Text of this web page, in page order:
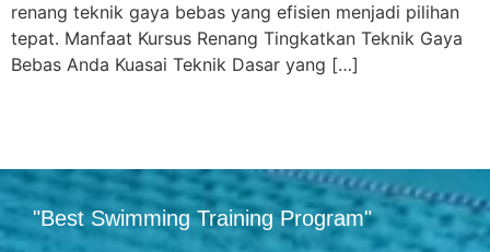
renang teknik gaya bebas yang efisien menjadi pilihan
tepat. Manfaat Kursus Renang Tingkatkan Teknik Gaya
Bebas Anda Kuasai Teknik Dasar yang […]
"Best Swimming Training Program"